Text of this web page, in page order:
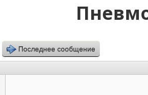
Последнее сообщение